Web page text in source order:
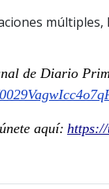
de Diario
aquí: